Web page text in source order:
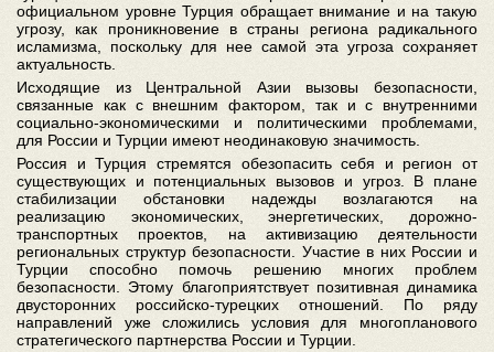
официальном уровне Турция обращает внимание и на такую
угрозу, как проникновение в страны региона радикального
исламизма, поскольку для нее самой эта угроза сохраняет
актуальность.
Исходящие из Центральной Азии вызовы безопасности,
связанные как с внешним фактором, так и с внутренними
социально-экономическими и политическими проблемами,
для России и Турции имеют неодинаковую значимость.
Россия и Турция стремятся обезопасить себя и регион от
существующих и потенциальных вызовов и угроз. В плане
стабилизации обстановки надежды возлагаются на
реализацию экономических, энергетических, дорожно-
транспортных проектов, на активизацию деятельности
региональных структур безопасности. Участие в них России и
Турции способно помочь решению многих проблем
безопасности. Этому благоприятствует позитивная динамика
двусторонних российско-турецких отношений. По ряду
направлений уже сложились условия для многопланового
стратегического партнерства России и Турции.